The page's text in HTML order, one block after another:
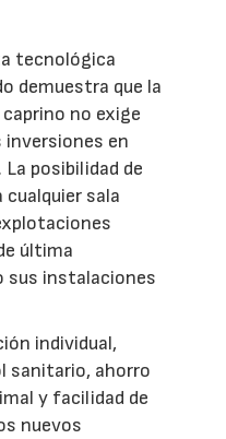
tecnológica
demuestra que la
no exige
inversiones en
posibilidad de
sala
última
sus instalaciones
individual,
sanitario, ahorro
y facilidad de
nuevos